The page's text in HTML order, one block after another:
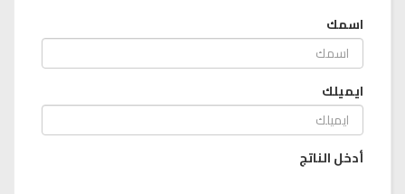
اسمك
ايميلك
أدخل الناتج